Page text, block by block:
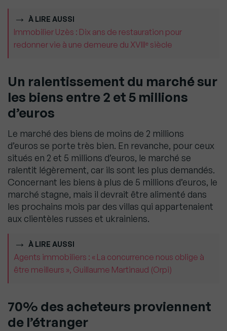
À LIRE AUSSI
Immobilier Uzès : Dix ans de restauration pour
redonner vie à une demeure du XVIIIᵉ siècle
Un ralentissement du marché sur
les biens entre 2 et 5 millions
d’euros
Le marché des biens de moins de 2 millions
d’euros se porte très bien. En revanche, pour ceux
situés en 2 et 5 millions d’euros, le marché se
ralentit légèrement, car ils sont les plus demandés.
Concernant les biens à plus de 5 millions d’euros, le
marché stagne, mais il devrait être alimenté dans
les prochains mois par des villas qui appartenaient
aux clientèles russes et ukrainiens.
À LIRE AUSSI
Agents immobiliers : « La concurrence nous oblige à
être meilleurs », Guillaume Martinaud (Orpi)
70% des acheteurs proviennent
de l’étranger